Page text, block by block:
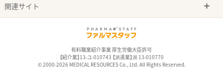
関連サイト
有料職業紹介事業 厚生労働大臣許可
【紹介業】13-ユ-010743 【派遣業】派 13-010770
© 2000-2026 MEDICAL RESOURCES Co., Ltd. All Rights Reserved.